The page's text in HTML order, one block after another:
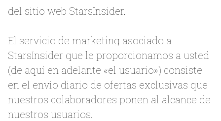
del sitio web StarsInsider.
El servicio de marketing asociado a
StarsInsider que le proporcionamos a usted
(de aquí en adelante «el usuario») consiste
en el envío diario de ofertas exclusivas que
nuestros colaboradores ponen al alcance de
nuestros usuarios.